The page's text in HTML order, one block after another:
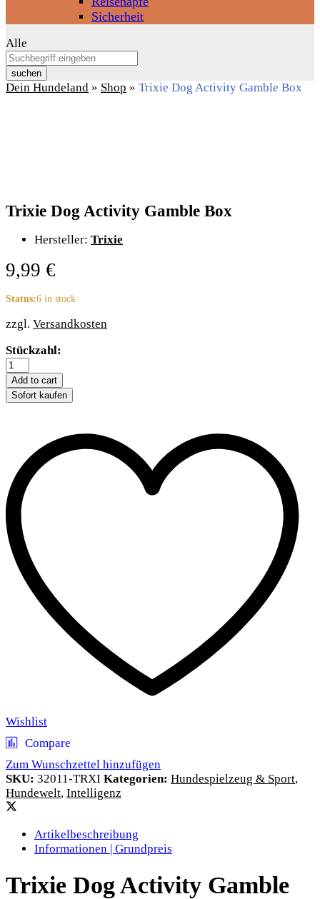
Sicherheit
Alle
suchen
Dein Hundeland » Shop » Trixie Dog Activity Gamble Box
Trixie Dog Activity Gamble Box
Hersteller: Trixie
9,99 €
Status:6 in stock
zzgl. Versandkosten
Trixie
Dog
Activity
Gamble
Box
Stückzahl:
Add to cart
Sofort kaufen
Wishlist
Compare
Zum Wunschzettel hinzufügen
SKU: 32011-TRXI Kategorien: Hundespielzeug & Sport,
Hundewelt, Intelligenz
Artikelbeschreibung
Informationen | Grundpreis
Trixie Dog Activity Gamble